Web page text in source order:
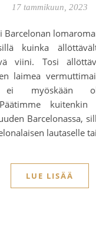
17 tammikuun, 2023
kuinka
viini. Tosi
laimea
ei myöskään
Barcelonassa,
lautaselle
LUE LISÄÄ